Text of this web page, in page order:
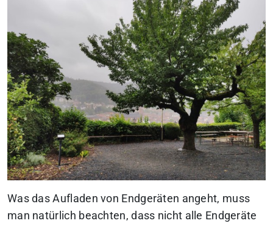
Was das Aufladen von Endgeräten angeht, muss
man natürlich beachten, dass nicht alle Endgeräte